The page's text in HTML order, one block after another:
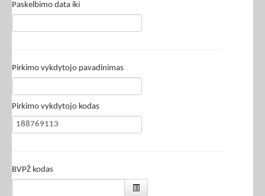
Paskelbimo data iki
Pirkimo vykdytojo pavadinimas
Pirkimo vykdytojo kodas
BVPŽ kodas